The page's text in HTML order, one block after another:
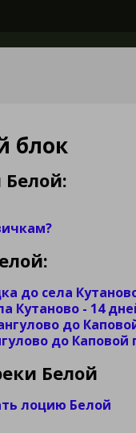
блок
Белой:
до села
Кутаново - 14
до
до Каповой
Белой
лоцию Белой